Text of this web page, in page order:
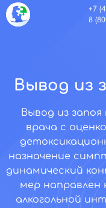
+7
8
Вывод из
Вывод из
врача с
назначение
динамический
мер направлен
алкогольной